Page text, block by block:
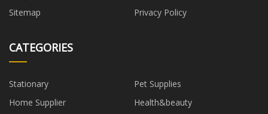
Sitemap
Privacy Policy
CATEGORIES
Stationary
Pet Supplies
Home Supplier
Health&beauty